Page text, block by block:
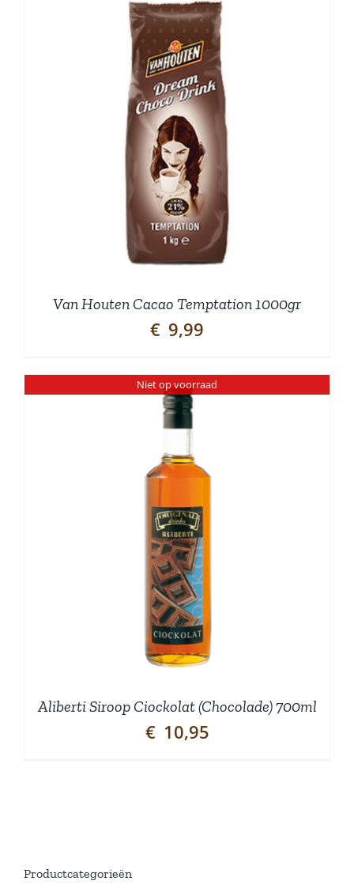
Van Houten Cacao Temptation 1000gr
€ 9,99
Niet op voorraad
Aliberti Siroop Ciockolat (Chocolade) 700ml
€ 10,95
Productcategorieën